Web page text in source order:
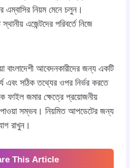
এম্বাসির নিয়ম মেনে চলুন।
এজেন্টদের পরিবর্তে নিজে
বাংলাদেশী আবেদনকারীদের জন্য একটি
এবং সঠিক তথ্যের ওপর নির্ভর করতে
ফাইল জমার ক্ষেত্রে প্রয়োজনীয়
পাওয়া সম্ভব। নিয়মিত আপডেটের জন্য
রাখুন।
This Article